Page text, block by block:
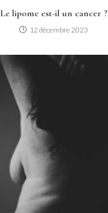
Le lipome est-il un cancer ?
12 décembre 2023